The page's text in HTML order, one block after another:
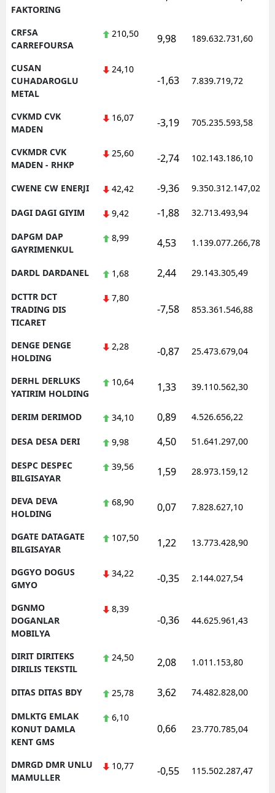
FAKTORING
CRFSA
CARREFOURSA
210,50 9,98 189.632.731,60
CUSAN
CUHADAROGLU
METAL
24,10
-1,63 7.839.719,72
CVKMD CVK
MADEN
16,07 -3,19 705.235.593,58
CVKMDR CVK
MADEN - RHKP
25,60 -2,74 102.143.186,10
CWENE CW ENERJI 42,42 -9,36 9.350.312.147,02
DAGI DAGI GIYIM 9,42 -1,88 32.713.493,94
DAPGM DAP
GAYRIMENKUL
8,99 4,53 1.139.077.266,78
DARDL DARDANEL 1,68 2,44 29.143.305,49
DCTTR DCT
TRADING DIS
TICARET
7,80
-7,58 853.361.546,88
DENGE DENGE
HOLDING
2,28 -0,87 25.473.679,04
DERHL DERLUKS
YATIRIM HOLDING
10,64 1,33 39.110.562,30
DERIM DERIMOD 34,10 0,89 4.526.656,22
DESA DESA DERI 9,98 4,50 51.641.297,00
DESPC DESPEC
BILGISAYAR
39,56 1,59 28.973.159,12
DEVA DEVA
HOLDING
68,90 0,07 7.828.627,10
DGATE DATAGATE
BILGISAYAR
107,50 1,22 13.773.428,90
DGGYO DOGUS
GMYO
34,22 -0,35 2.144.027,54
DGNMO
DOGANLAR
MOBILYA
8,39
-0,36 44.625.961,43
DIRIT DIRITEKS
DIRILIS TEKSTIL
24,50 2,08 1.011.153,80
DITAS DITAS BDY 25,78 3,62 74.482.828,00
DMLKTG EMLAK
KONUT DAMLA
KENT GMS
6,10
0,66 23.770.785,04
DMRGD DMR UNLU
MAMULLER
10,77 -0,55 115.502.287,47